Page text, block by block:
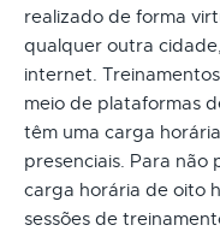
realizado de forma
qualquer outra
internet.
meio de plataformas
têm uma carga
presenciais. Para não
carga horária de oito
sessões de